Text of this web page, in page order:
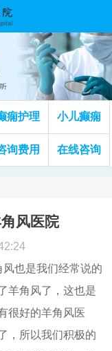
痫护理 小儿癫痫
询费用 在线咨询
风医院
也是我们经常说的
羊角风了，这也是
很好的羊角风医
，所以我们积极的